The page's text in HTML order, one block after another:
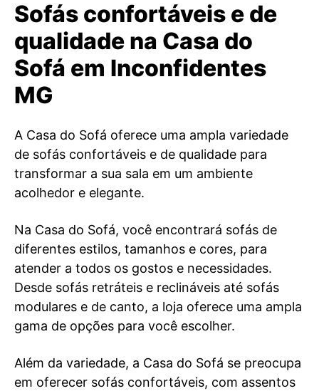
Sofás confortáveis e de
qualidade na Casa do
Sofá em Inconfidentes
MG
A Casa do Sofá oferece uma ampla variedade
de sofás confortáveis e de qualidade para
transformar a sua sala em um ambiente
acolhedor e elegante.
Na Casa do Sofá, você encontrará sofás de
diferentes estilos, tamanhos e cores, para
atender a todos os gostos e necessidades.
Desde sofás retráteis e reclináveis até sofás
modulares e de canto, a loja oferece uma ampla
gama de opções para você escolher.
Além da variedade, a Casa do Sofá se preocupa
em oferecer sofás confortáveis, com assentos